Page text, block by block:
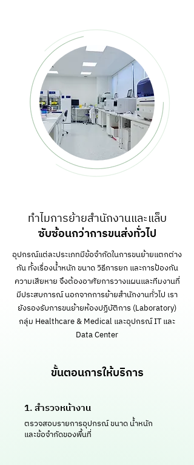
ทำไมการย้ายสำนักงานและแล็บ
ซับซ้อนกว่าการขนส่งทั่วไป
อุปกรณ์แต่ละประเภทมีข้อจำกัดในการขนย้ายแตกต่าง
กัน ทั้งเรื่องน้ำหนัก ขนาด วิธีการยก และการป้องกัน
ความเสียหาย จึงต้องอาศัยการวางแผนและทีมงานที่
มีประสบการณ์ นอกจากการย้ายสำนักงานทั่วไป เรา
ยังรองรับการขนย้ายห้องปฏิบัติการ (Laboratory)
กลุ่ม Healthcare & Medical และอุปกรณ์ IT และ
Data Center
ขั้นตอนการให้บริการ
1. สำรวจหน้างาน
ตรวจสอบรายการอุปกรณ์ ขนาด น้ำหนัก
และข้อจำกัดของพื้นที่